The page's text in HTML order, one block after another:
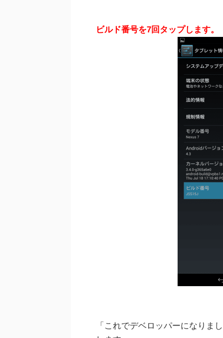
ビルド番号を7回タップします。
「これでデベロッパーになりま